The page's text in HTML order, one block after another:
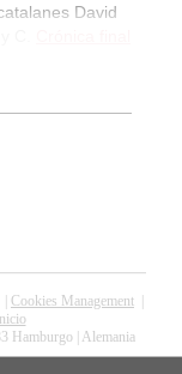
David
Cookies Management
Inicio
Hamburgo | Alemania